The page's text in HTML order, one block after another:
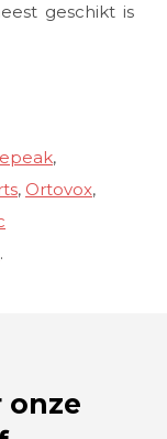
geschikt is
,
, Ortovox,
.
onze